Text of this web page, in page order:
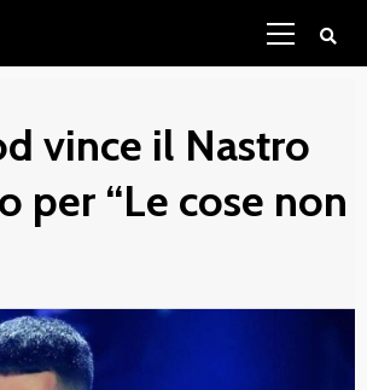
vince il Nastro
per “Le cose non